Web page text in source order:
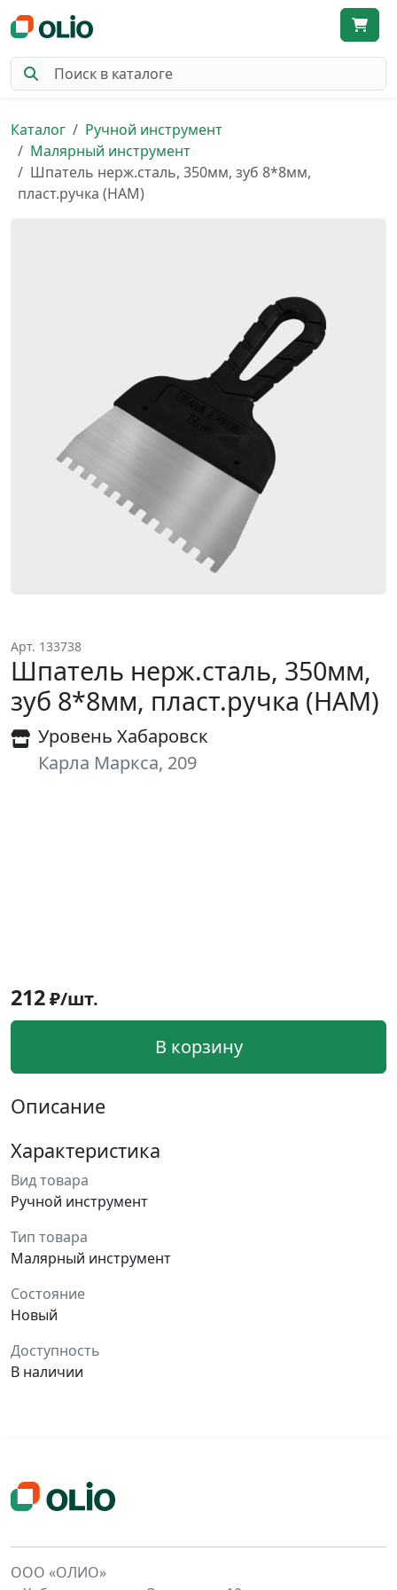
Каталог
Ручной инструмент
Малярный инструмент
Шпатель нерж.сталь, 350мм, зуб 8*8мм,
пласт.ручка (НАМ)
Арт. 133738
Шпатель нерж.сталь, 350мм,
зуб 8*8мм, пласт.ручка (НАМ)
Уровень Хабаровск
Карла Маркса, 209
212₽/шт.
В корзину
Описание
Характеристика
Вид товара
Ручной инструмент
Тип товара
Малярный инструмент
Состояние
Новый
Доступность
В наличии
ООО «ОЛИО»